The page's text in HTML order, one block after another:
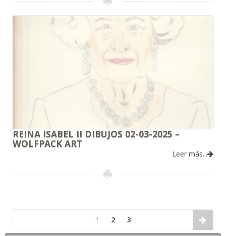
REINA ISABEL II DIBUJOS 02-03-2025 –
WOLFPACK ART
Leer más...
1 2 3